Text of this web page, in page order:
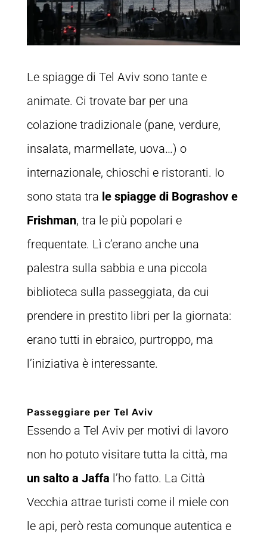
Le spiagge di Tel Aviv sono tante e
animate. Ci trovate bar per una
colazione tradizionale (pane, verdure,
insalata, marmellate, uova…) o
internazionale, chioschi e ristoranti. Io
sono stata tra le spiagge di Bograshov e
Frishman, tra le più popolari e
frequentate. Lì c’erano anche una
palestra sulla sabbia e una piccola
biblioteca sulla passeggiata, da cui
prendere in prestito libri per la giornata:
erano tutti in ebraico, purtroppo, ma
l’iniziativa è interessante.
Passeggiare per Tel Aviv
Essendo a Tel Aviv per motivi di lavoro
non ho potuto visitare tutta la città, ma
un salto a Jaffa l’ho fatto. La Città
Vecchia attrae turisti come il miele con
le api, però resta comunque autentica e